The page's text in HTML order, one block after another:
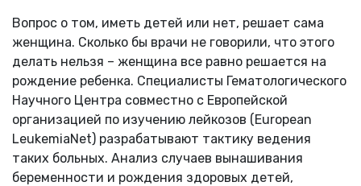
Вопрос о том, иметь детей или нет, решает сама
женщина. Сколько бы врачи не говорили, что этого
делать нельзя – женщина все равно решается на
рождение ребенка. Специалисты Гематологического
Научного Центра совместно с Европейской
организацией по изучению лейкозов (European
LeukemiaNet) разрабатывают тактику ведения
таких больных. Анализ случаев вынашивания
беременности и рождения здоровых детей,